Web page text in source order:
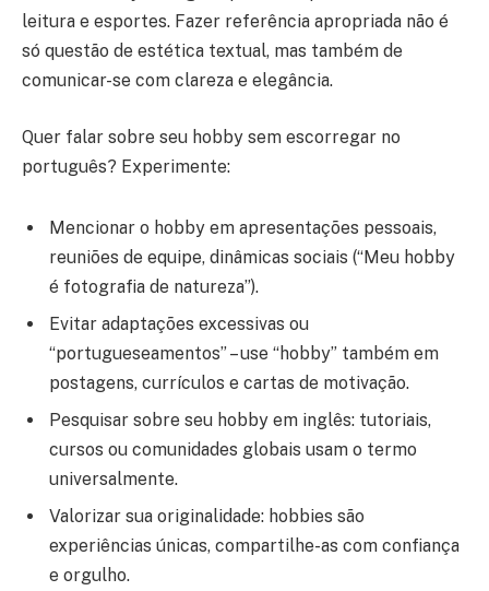
leitura e esportes. Fazer referência apropriada não é
só questão de estética textual, mas também de
comunicar-se com clareza e elegância.
Quer falar sobre seu hobby sem escorregar no
português? Experimente:
Mencionar o hobby em apresentações pessoais,
reuniões de equipe, dinâmicas sociais (“Meu hobby
é fotografia de natureza”).
Evitar adaptações excessivas ou
“portugueseamentos” – use “hobby” também em
postagens, currículos e cartas de motivação.
Pesquisar sobre seu hobby em inglês: tutoriais,
cursos ou comunidades globais usam o termo
universalmente.
Valorizar sua originalidade: hobbies são
experiências únicas, compartilhe-as com confiança
e orgulho.